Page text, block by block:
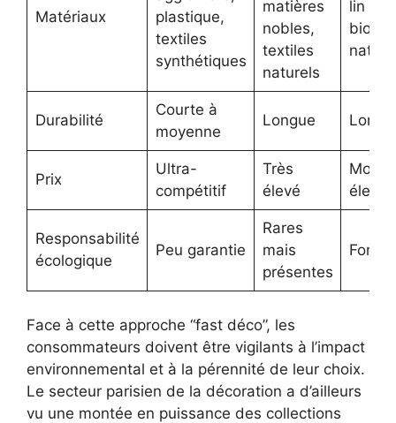
Matériaux
plastique,
textiles
synthétiques
matières
nobles,
textiles
naturels
lin
bio,
Durabilité
Courte à
moyenne
Longue
Prix
Ultra-
compétitif
Très
élevé
élevé
Responsabilité
écologique
Peu garantie
Rares
mais
présentes
Forte
Face à cette approche “fast déco”, les
consommateurs doivent être vigilants à l’impact
environnemental et à la pérennité de leur choix.
Le secteur parisien de la décoration a d’ailleurs
vu une montée en puissance des collections